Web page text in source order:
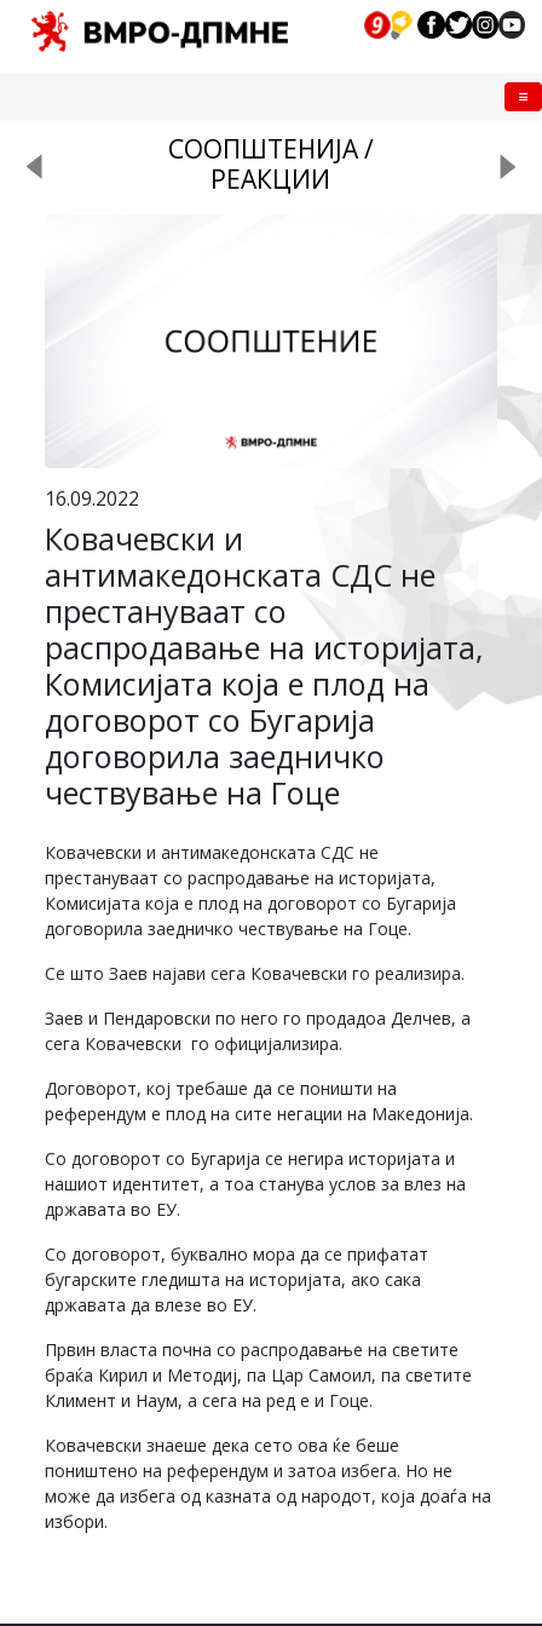
СООПШТЕНИЈА /
РЕАКЦИИ
16.09.2022
Ковачевски и
антимакедонската СДС не
престануваат со
распродавање на историјата,
Комисијата која е плод на
договорот со Бугарија
договорила заедничко
чествување на Гоце
Ковачевски и антимакедонската СДС не
престануваат со распродавање на историјата,
Комисијата која е плод на договорот со Бугарија
договорила заедничко чествување на Гоце.
Се што Заев најави сега Ковачевски го реализира.
Заев и Пендаровски по него го продадоа Делчев, а
сега Ковачевски го официјализира.
Договорот, кој требаше да се поништи на
референдум е плод на сите негации на Македонија.
Со договорот со Бугарија се негира историјата и
нашиот идентитет, а тоа станува услов за влез на
државата во ЕУ.
Со договорот, буквално мора да се прифатат
бугарските гледишта на историјата, ако сака
државата да влезе во ЕУ.
Првин власта почна со распродавање на светите
браќа Кирил и Методиј, па Цар Самоил, па светите
Климент и Наум, а сега на ред е и Гоце.
Ковачевски знаеше дека сето ова ќе беше
поништено на референдум и затоа избега. Но не
може да избега од казната од народот, која доаѓа на
избори.